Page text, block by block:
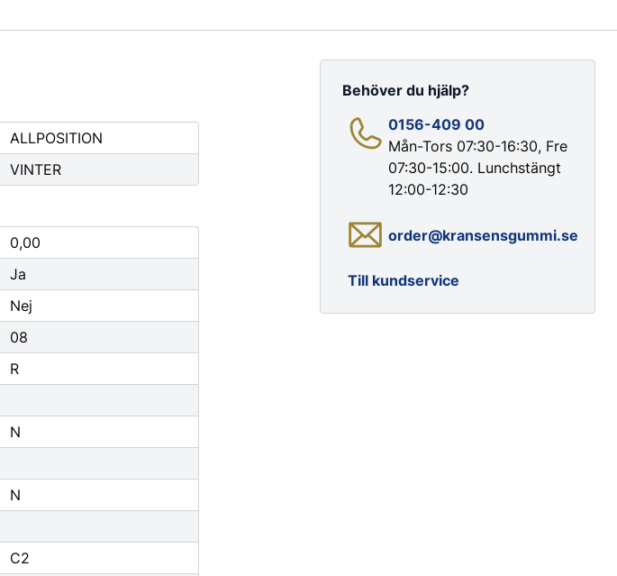
Smörjfett
Fordonstillbehör
Vinter
Fritid
Fordonsbelysning
Torkarblad
Färg & Rostskydd
ALLPOSITION
VINTER
0,00
Ja
Nej
08
R
N
N
C2
Behöver du hjälp?
0156-409 00
Mån-Tors 07:30-16:30, Fre
07:30-15:00. Lunchstängt
12:00-12:30
order@kransensgummi.se
Till kundservice